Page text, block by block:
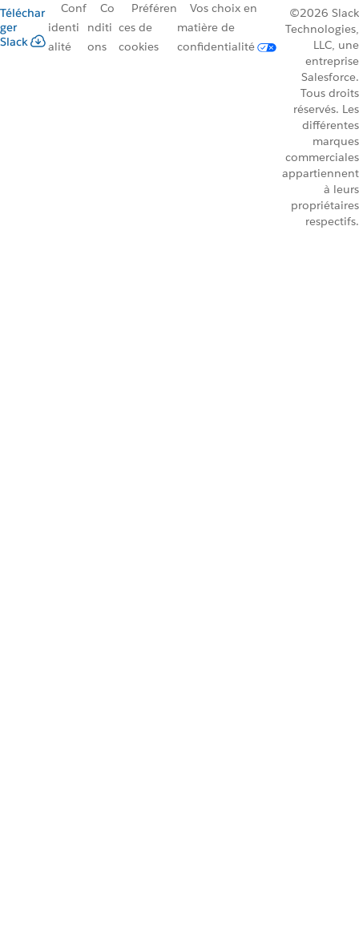
Téléchar
ger
Slack
Conf
identi
alité
Co
nditi
ons
Préféren
ces de
cookies
Vos choix en
matière de
confidentialité
©2026 Slack
Technologies,
LLC, une
entreprise
Salesforce.
Tous droits
réservés. Les
différentes
marques
commerciales
appartiennent
à leurs
propriétaires
respectifs.